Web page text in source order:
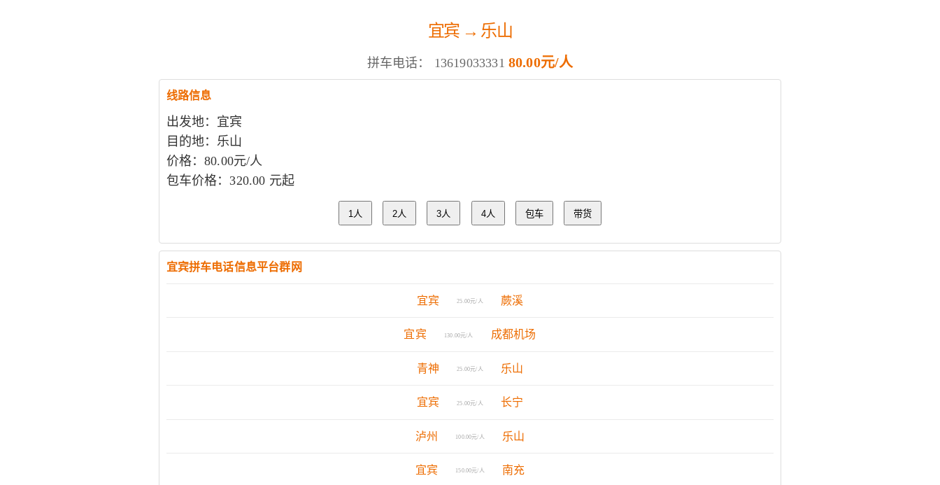
宜宾 → 乐山
拼车电话： 13619033331 80.00元/人
线路信息
出发地：宜宾
目的地：乐山
价格：80.00元/人
包车价格：320.00 元起
1人 2人 3人 4人 包车 带货
宜宾拼车电话信息平台群网
宜宾 25.00元/人 蕨溪
宜宾 130.00元/人 成都机场
青神 25.00元/人 乐山
宜宾 25.00元/人 长宁
泸州 100.00元/人 乐山
宜宾 150.00元/人 南充